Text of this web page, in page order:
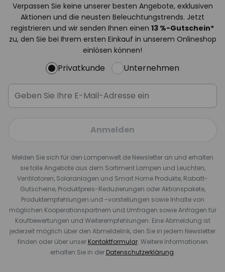
Verpassen Sie keine unserer besten Angebote, exklusiven
Aktionen und die neusten Beleuchtungstrends. Jetzt
registrieren und wir senden Ihnen einen 13 %-Gutschein*
zu, den Sie bei Ihrem ersten Einkauf in unserem Onlineshop
einlösen können!
Privatkunde Unternehmen
Anmelden
Melden Sie sich für den Lampenwelt.de Newsletter an und erhalten
sie tolle Angebote aus dem Sortiment Lampen und Leuchten,
Ventilatoren, Solaranlagen und Smart Home Produkte, Rabatt-
Gutscheine, Produktpreis-Reduzierungen oder Aktionspakete,
Produktempfehlungen und -vorstellungen sowie Inhalte von
möglichen Kooperationspartnern und Umfragen sowie Anfragen für
Kaufbewertungen und Weiterempfehlungen. Eine Abmeldung ist
jederzeit möglich über den Abmeldelink, den Sie in jedem Newsletter
finden oder über unser Kontaktformular. Weitere Informationen
erhalten Sie in der Datenschutzerklärung.